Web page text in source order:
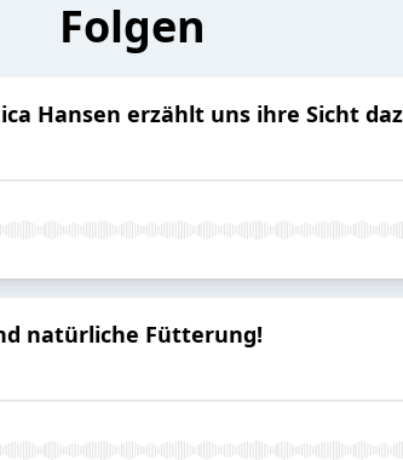
Folgen
Hansen erzählt uns ihre Sicht
natürliche Fütterung!